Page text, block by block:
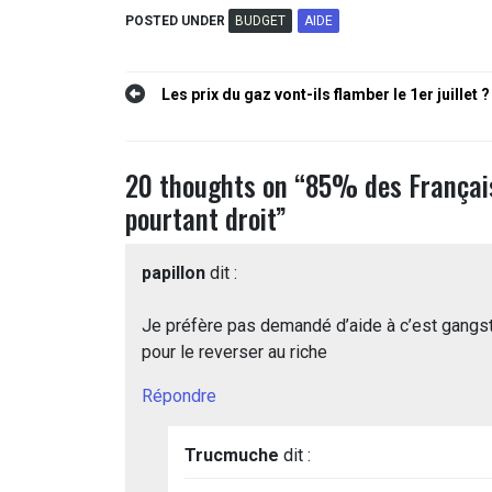
POSTED UNDER BUDGET AIDE
Navigation
l’article
Les prix du gaz vont-ils flamber le 1er juillet ?
20 thoughts on “85% des
pourtant droit”
papillon dit :
Je préfère pas demandé d’aide à c’est
pour le reverser au riche
Répondre
Trucmuche dit :